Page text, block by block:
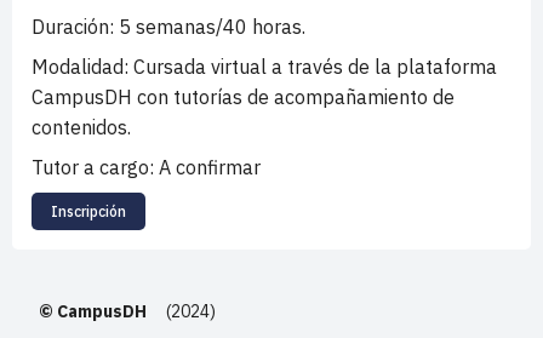
Duración: 5 semanas/40 horas.
Modalidad: Cursada virtual a través de la plataforma
CampusDH con tutorías de acompañamiento de
contenidos.
Tutor a cargo: A confirmar
Inscripción
© CampusDH (2024)